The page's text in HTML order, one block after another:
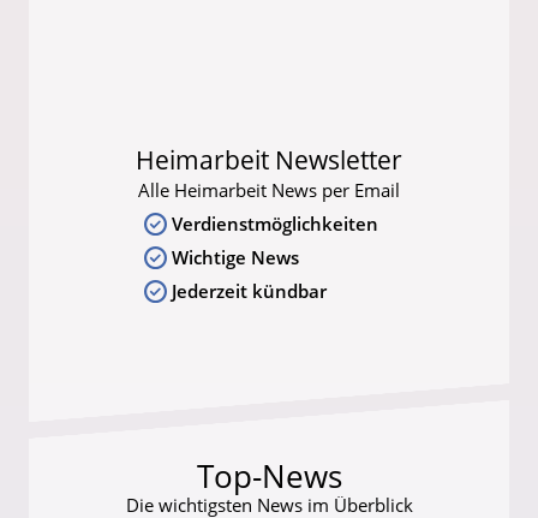
Heimarbeit Newsletter
Alle Heimarbeit News per Email
Verdienstmöglichkeiten
Wichtige News
Jederzeit kündbar
Top-News
Die wichtigsten News im Überblick